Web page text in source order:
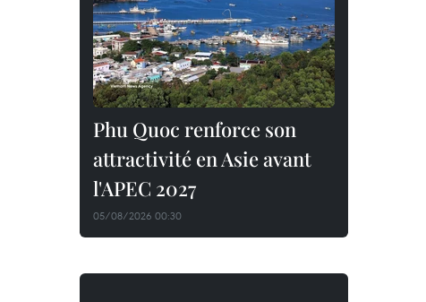
Phu Quoc renforce son
attractivité en Asie avant
l'APEC 2027
05/08/2026 00:30